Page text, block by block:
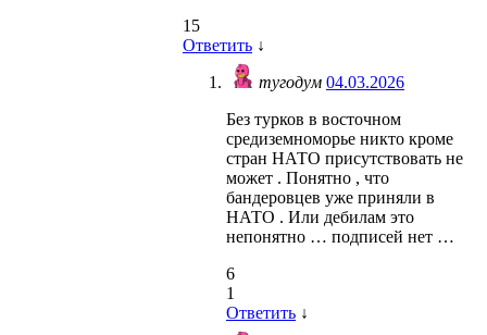
15
Ответить ↓
тугодум 04.03.2026
Без турков в восточном
средиземноморье никто кроме
стран НАТО присутствовать не
может . Понятно , что
бандеровцев уже приняли в
НАТО . Или дебилам это
непонятно … подписей нет …
6
1
Ответить ↓